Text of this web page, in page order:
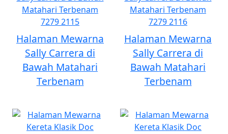
Halaman Mewarna
Sally Carrera di
Bawah Matahari
Terbenam
Halaman Mewarna
Sally Carrera di
Bawah Matahari
Terbenam